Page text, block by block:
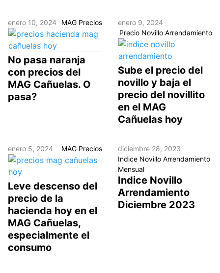
enero 10, 2024 MAG Precios
No pasa naranja
con precios del
MAG Cañuelas. O
pasa?
enero 9, 2024
Precio Novillo Arrendamiento
Sube el precio del
novillo y baja el
precio del novillito
en el MAG
Cañuelas hoy
enero 5, 2024 MAG Precios
Leve descenso del
precio de la
hacienda hoy en el
MAG Cañuelas,
especialmente el
consumo
diciembre 28, 2023
Indice Novillo Arrendamiento
Mensual
Indice Novillo
Arrendamiento
Diciembre 2023